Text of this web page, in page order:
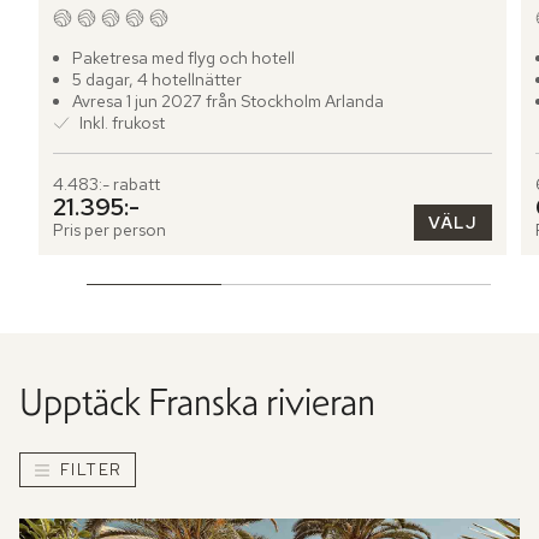
Paketresa med flyg och hotell
5 dagar, 4 hotellnätter
Avresa 1 jun 2027 från Stockholm Arlanda
Inkl. frukost
4.483:- rabatt
21.395:-
Pris per person VÄLJ
Upptäck Franska rivieran
FILTER